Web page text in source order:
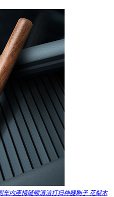
内座椅缝隙清洁打扫神器刷子 花梨木